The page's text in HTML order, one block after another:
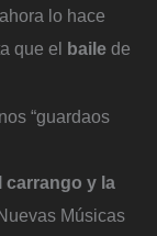
lo hace
que el baile de
“guardaos
carrango y la
Músicas